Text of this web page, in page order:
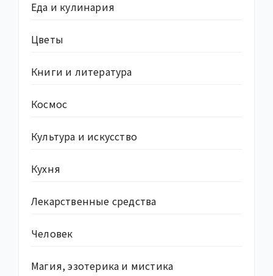
Еда и кулинария
Цветы
Книги и литература
Космос
Культура и искусство
Кухня
Лекарственные средства
Человек
Магия, эзотерика и мистика